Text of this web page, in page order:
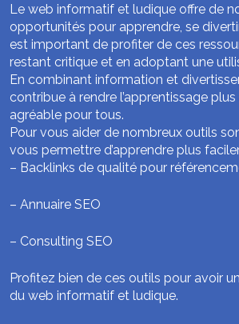
Le web informatif et ludique offre de
opportunités pour apprendre, se
est important de profiter de ces
restant critique et en adoptant une
En combinant information et
contribue à rendre l’apprentissage
agréable pour tous.
Pour vous aider de nombreux outils
vous permettre d’apprendre plus
– Backlinks de qualité pour
– Annuaire SEO
– Consulting SEO
Profitez bien de ces outils pour avoir
du web informatif et ludique.